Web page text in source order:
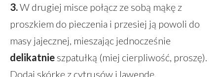
3.W drugiej misce połącz ze sobą mąkę z
proszkiem do pieczenia i przesiej ją powoli do
masy jajecznej, mieszając jednocześnie
delikatnie szpatułką (miej cierpliwość, proszę).
Dodaj skórkę z cytrusów i lawendę.